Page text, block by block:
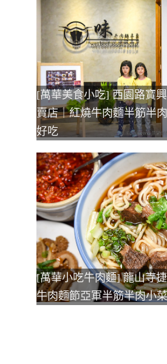
[萬華美食小吃] 西園路寶
賣店｜紅燒牛肉麵半筋半
好吃
[萬華小吃牛肉麵] 龍山寺捷
牛肉麵節亞軍半筋半肉小